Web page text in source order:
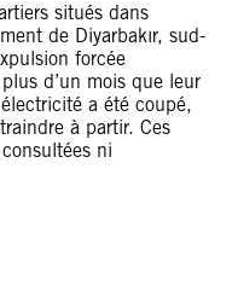
situés dans
de Diyarbakır, sud-
forcée
d’un mois que leur
a été coupé,
à partir. Ces
ni